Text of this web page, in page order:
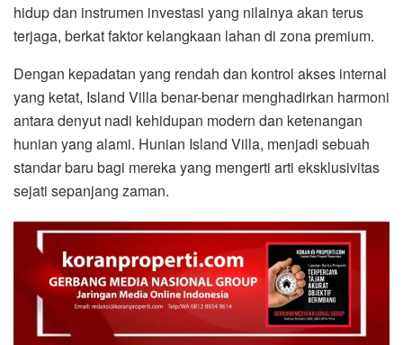
hidup dan instrumen investasi yang nilainya akan terus
terjaga, berkat faktor kelangkaan lahan di zona premium.
Dengan kepadatan yang rendah dan kontrol akses internal
yang ketat, Island Villa benar-benar menghadirkan harmoni
antara denyut nadi kehidupan modern dan ketenangan
hunian yang alami. Hunian Island Villa, menjadi sebuah
standar baru bagi mereka yang mengerti arti eksklusivitas
sejati sepanjang zaman.